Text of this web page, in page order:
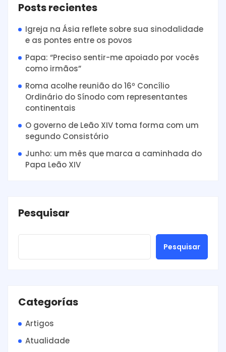
Posts recientes
Igreja na Ásia reflete sobre sua sinodalidade
e as pontes entre os povos
Papa: “Preciso sentir-me apoiado por vocês
como irmãos”
Roma acolhe reunião do 16º Concílio
Ordinário do Sínodo com representantes
continentais
O governo de Leão XIV toma forma com um
segundo Consistório
Junho: um mês que marca a caminhada do
Papa Leão XIV
Pesquisar
Pesquisar
Categorías
Artigos
Atualidade